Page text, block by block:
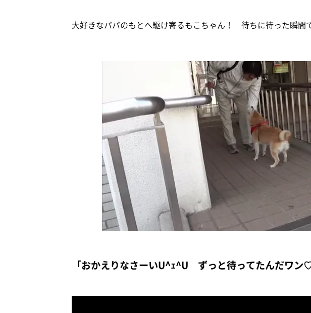
大好きなパパのもとへ駆け寄るもこちゃん！ 待ちに待った瞬間
「おかえりなさーいU^ｪ^U ずっと待ってたんだワン♡